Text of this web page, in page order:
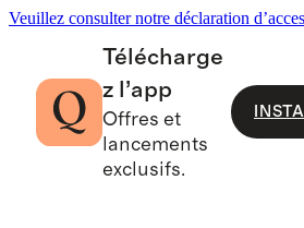
Veuillez consulter notre déclaration
Télécharge
z l’app
Offres et
lancements
exclusifs.